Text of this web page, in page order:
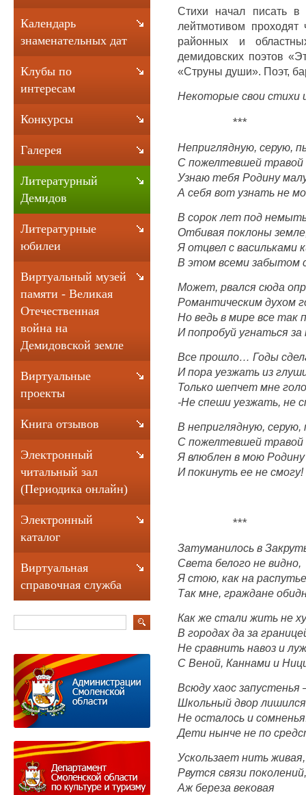
Стихи начал писать
лейтмотивом
районных и
демидовских поэтов
«Струны души». Поэт,
Некоторые свои стихи
***
Неприглядную, серую,
С пожелтевшей травой
Узнаю тебя Родину
А себя вот узнать не
В сорок лет под
Отбивая поклоны
Я отцвел с васильками
В этом всеми забытом
Может, рвался сюда
Романтическим духом
Но ведь в мире все так
И попробуй угнаться за
Все прошло… Годы
И пора уезжать из
Только шепчет мне
-Не спеши уезжать, не
В неприглядную, серую,
С пожелтевшей травой
Я влюблен в мою
И покинуть ее не смогу!
***
Затуманилось в
Света белого не видно,
Я стою, как на
Так мне, граждане
Как же стали жить не
В городах да за
Не сравнить навоз и
С Веной, Каннами и
Всюду хаос запустенья
Школьный двор
Не осталось и
Дети нынче не по
Ускользает нить живая,
Рвутся связи поколений,
Аж береза вековая
Календарь
знаменательных дат
Клубы по
интересам
Конкурсы
Галерея
Литературный
Демидов
Литературные
юбилеи
Виртуальный музей
памяти - Великая
Отечественная
война на
Демидовской земле
Виртуальные
проекты
Книга отзывов
Электронный
читальный зал
(Периодика онлайн)
Электронный
каталог
Виртуальная
справочная служба